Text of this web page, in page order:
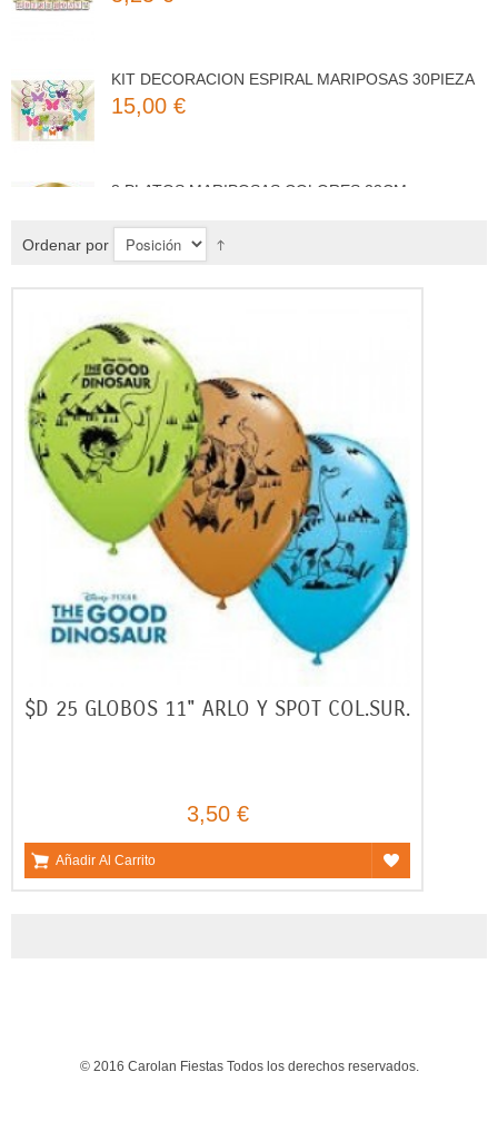
KIT DECORACION ESPIRAL MARIPOSAS 30PIEZA
15,00 €
8 PLATOS MARIPOSAS COLORES 23CM
Ordenar por
$D 25 GLOBOS 11" ARLO Y SPOT COL.SUR.
3,50 €
Añadir Al Carrito
© 2016 Carolan Fiestas Todos los derechos reservados.